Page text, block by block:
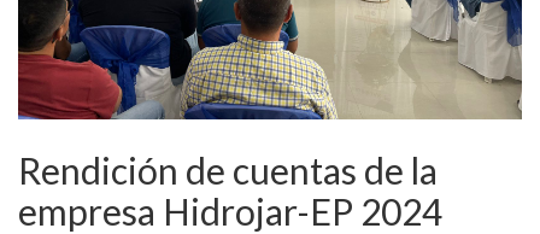
Rendición de cuentas de la
empresa Hidrojar-EP 2024